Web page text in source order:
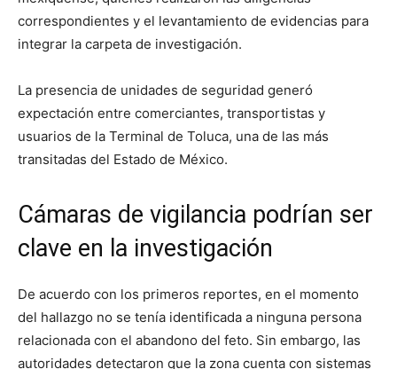
correspondientes y el levantamiento de evidencias para
integrar la carpeta de investigación.
La presencia de unidades de seguridad generó
expectación entre comerciantes, transportistas y
usuarios de la Terminal de Toluca, una de las más
transitadas del Estado de México.
Cámaras de vigilancia podrían ser
clave en la investigación
De acuerdo con los primeros reportes, en el momento
del hallazgo no se tenía identificada a ninguna persona
relacionada con el abandono del feto. Sin embargo, las
autoridades detectaron que la zona cuenta con sistemas